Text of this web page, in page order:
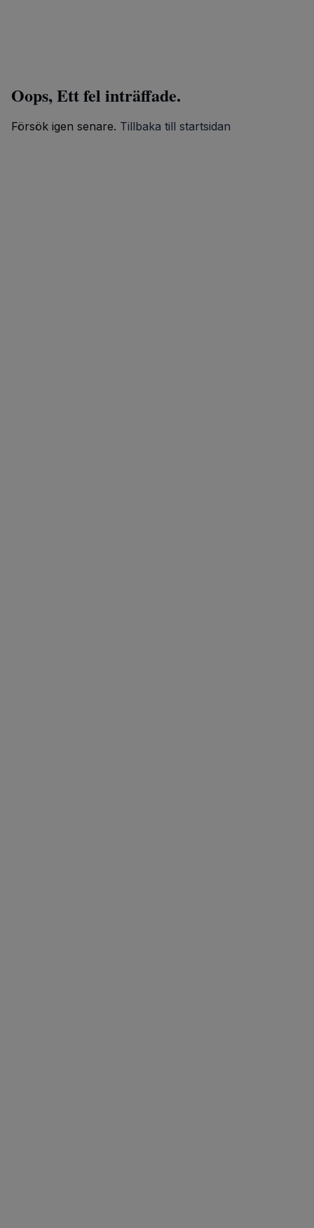
Oops, Ett fel inträffade.
Försök igen senare. Tillbaka till startsidan